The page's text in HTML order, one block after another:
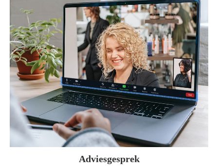
Adviesgesprek